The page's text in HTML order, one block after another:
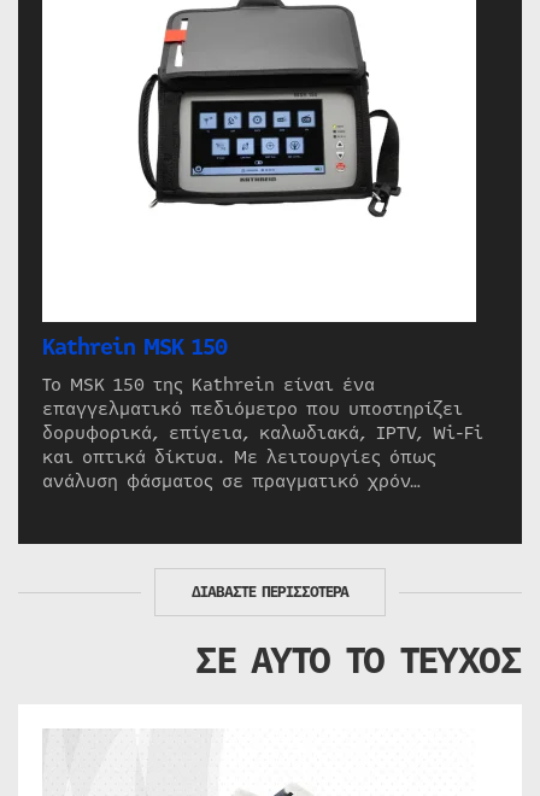
Kathrein MSK 150
Το MSK 150 της Kathrein είναι ένα
επαγγελματικό πεδιόμετρο που υποστηρίζει
δορυφορικά, επίγεια, καλωδιακά, IPTV, Wi-Fi
και οπτικά δίκτυα. Με λειτουργίες όπως
ανάλυση φάσματος σε πραγματικό χρόν…
ΔΙΑΒΑΣΤΕ ΠΕΡΙΣΣΟΤΕΡΑ
ΣΕ ΑΥΤΟ ΤΟ ΤΕΥΧΟΣ